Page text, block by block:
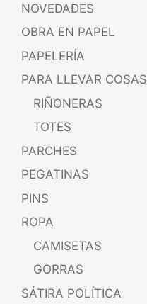
NOVEDADES
OBRA EN PAPEL
PAPELERÍA
PARA LLEVAR COSAS
RIÑONERAS
TOTES
PARCHES
PEGATINAS
PINS
ROPA
CAMISETAS
GORRAS
SÁTIRA POLÍTICA